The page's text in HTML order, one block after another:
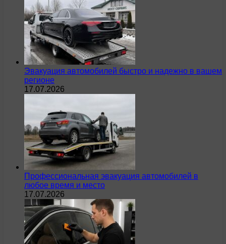
Эвакуация автомобилей быстро и надежно в вашем
регионе
17.07.2026
Профессиональная эвакуация автомобилей в
любое время и место
17.07.2026